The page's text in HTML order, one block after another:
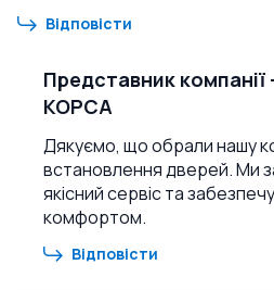
Відповісти
Представник компанії
КОРСА
Дякуємо, що обрали нашу
встановлення дверей. Ми
якісний сервіс та
комфортом.
Відповісти